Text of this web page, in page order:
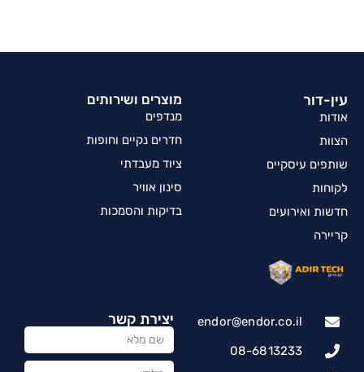
מוצרים ושירותים
מנדפים
חדרים נקיים וחופות
ציוד מעבדתי
סינון אוויר
בדיקות והסמכות
עין-דור
אודות
הצוות
שותפים עיסקיים
לקוחות
חדשות ואירועים
קריירה
יצירת קשר
endor@endor.co.il
08-6813233